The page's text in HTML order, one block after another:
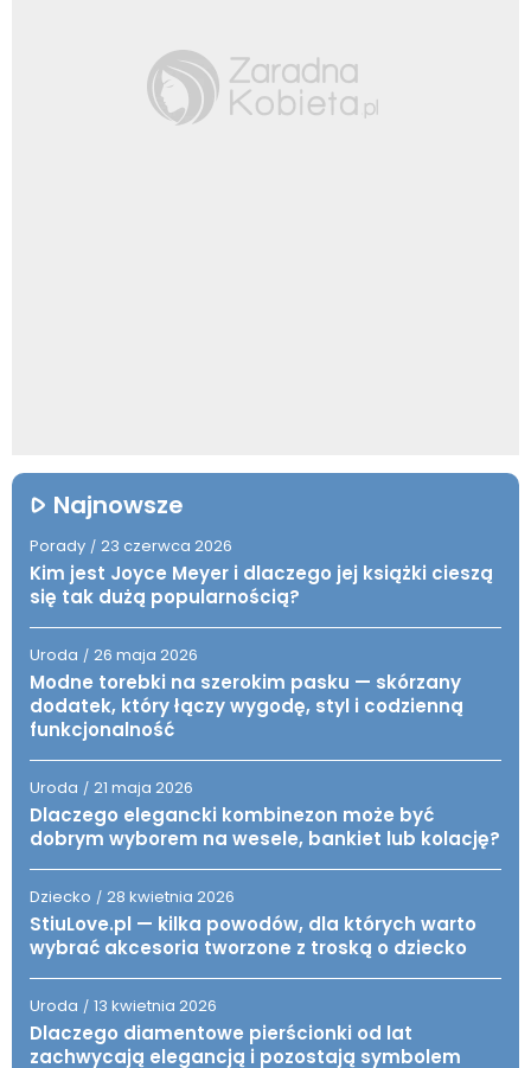
Najnowsze
Porady / 23 czerwca 2026
Kim jest Joyce Meyer i dlaczego jej książki cieszą
się tak dużą popularnością?
Uroda / 26 maja 2026
Modne torebki na szerokim pasku — skórzany
dodatek, który łączy wygodę, styl i codzienną
funkcjonalność
Uroda / 21 maja 2026
Dlaczego elegancki kombinezon może być
dobrym wyborem na wesele, bankiet lub kolację?
Dziecko / 28 kwietnia 2026
StiuLove.pl — kilka powodów, dla których warto
wybrać akcesoria tworzone z troską o dziecko
Uroda / 13 kwietnia 2026
Dlaczego diamentowe pierścionki od lat
zachwycają elegancją i pozostają symbolem